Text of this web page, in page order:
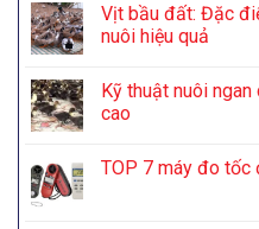
Vịt bầu đất: Đặc
nuôi hiệu quả
Kỹ thuật nuôi
cao
TOP 7 máy đo tốc